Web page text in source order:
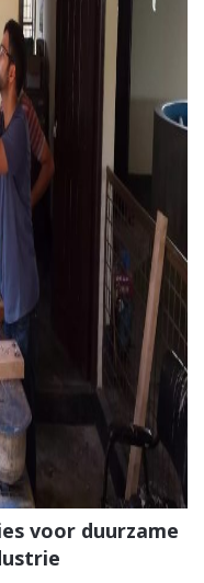
voor duurzame